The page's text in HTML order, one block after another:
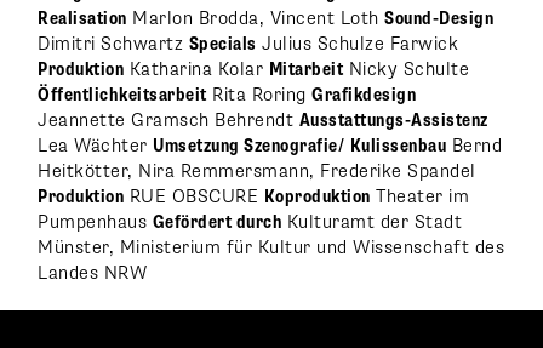
Realisation Marlon Brodda, Vincent LothSound-Design
Dimitri Schwartz Specials Julius Schulze Farwick
Produktion Katharina Kolar Mitarbeit Nicky Schulte
Öffentlichkeitsarbeit Rita RoringGrafikdesign
Jeannette Gramsch Behrendt Ausstattungs-Assistenz
Lea Wächter Umsetzung Szenografie/ Kulissenbau Bernd
Heitkötter, Nira Remmersmann, Frederike Spandel
Produktion RUE OBSCURE Koproduktion Theater im
Pumpenhaus Gefördert durch Kulturamt der Stadt
Münster, Ministerium für Kultur und Wissenschaft des
Landes NRW